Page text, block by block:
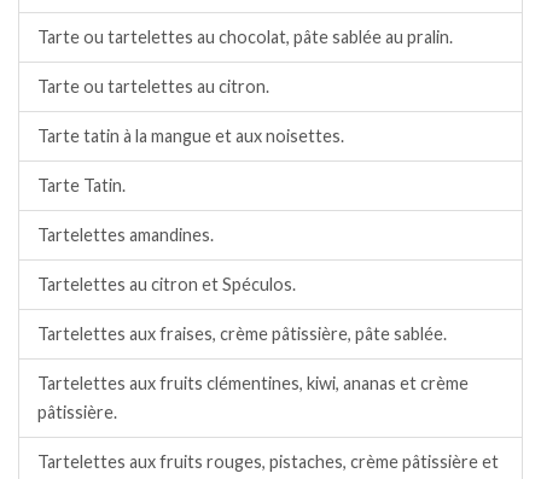
Tarte ou tartelettes au chocolat, pâte sablée au pralin.
Tarte ou tartelettes au citron.
Tarte tatin à la mangue et aux noisettes.
Tarte Tatin.
Tartelettes amandines.
Tartelettes au citron et Spéculos.
Tartelettes aux fraises, crème pâtissière, pâte sablée.
Tartelettes aux fruits clémentines, kiwi, ananas et crème
pâtissière.
Tartelettes aux fruits rouges, pistaches, crème pâtissière et